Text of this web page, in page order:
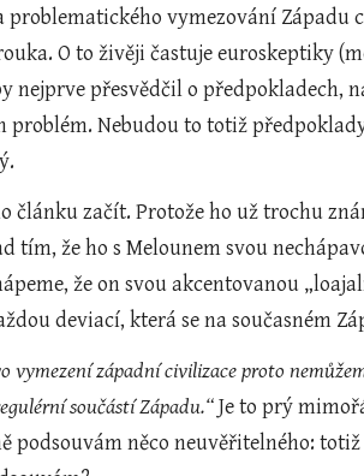
vymezování Západu
O to živěji častuje euroskeptiky
přesvědčil o předpokladech,
problém. Nebudou to totiž
článku začít. Protože ho už trochu
tím, že ho s Melounem svou
že on svou akcentovanou
deviací, která se na současném
vymezení západní civilizace proto
součástí Západu.“ Je to prý
něco neuvěřitelného: